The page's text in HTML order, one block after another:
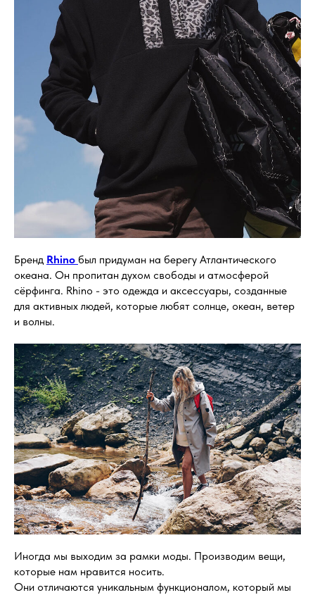
Бренд Rhino был придуман на берегу Атлантического
океана. Он пропитан духом свободы и атмосферой
сёрфинга. Rhino - это одежда и аксессуары, созданные
для активных людей, которые любят солнце, океан, ветер
и волны.
Иногда мы выходим за рамки моды. Производим вещи,
которые нам нравится носить.
Они отличаются уникальным функционалом, который мы